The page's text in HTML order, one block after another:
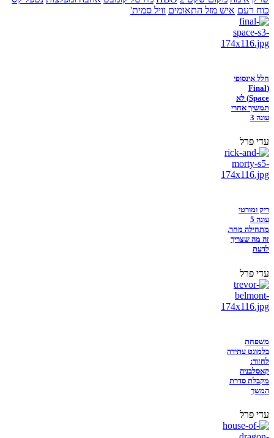
כוח רעם איש מזל התאומים וויל סמית'
חלל אינסופי
(Final
Space) לא
תמשיך אחרי
עונה 3
עדי פרל
ריק ומורטי
עונה 5
מתחילה מחר,
זה מה שצריך
לדעת
עדי פרל
משפחת
בלמונט עתידה
לחזור:
קאסלבניה
מקבלת סדרת
המשך
עדי פרל